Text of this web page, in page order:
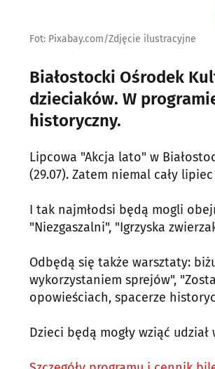
Fot: Pixabay.com/Zdjęcie ilustracyjne
Białostocki Ośrodek
dzieciaków. W
historyczny.
Lipcowa "Akcja lato" w
(29.07). Zatem niemal cały
I tak najmłodsi będą mogli
"Niezgaszalni", "Igrzyska
Odbędą się także warsztaty:
wykorzystaniem sprejów",
opowieściach, spacerze
Dzieci będą mogły wziąć